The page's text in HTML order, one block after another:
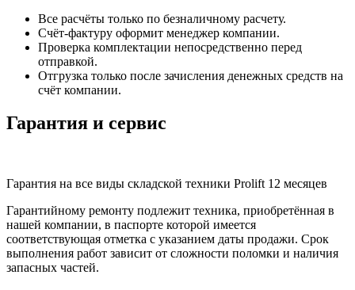
Все расчёты только по безналичному расчету.
Счёт-фактуру оформит менеджер компании.
Проверка комплектации непосредственно перед
отправкой.
Отгрузка только после зачисления денежных средств на
счёт компании.
Гарантия и сервис
Гарантия на все виды складской техники Prolift 12 месяцев
Гарантийному ремонту подлежит техника, приобретённая в
нашей компании, в паспорте которой имеется
соответствующая отметка с указанием даты продажи. Срок
выполнения работ зависит от сложности поломки и наличия
запасных частей.